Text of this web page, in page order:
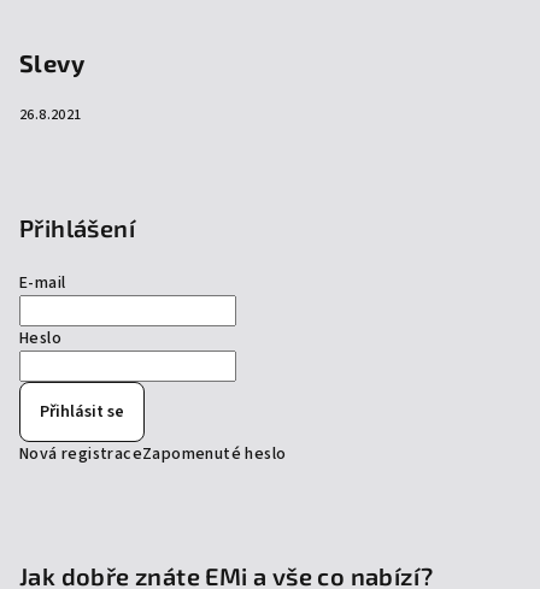
Slevy
26.8.2021
Přihlášení
E-mail
Heslo
Přihlásit se
Nová registraceZapomenuté heslo
Jak dobře znáte EMi a vše co nabízí?